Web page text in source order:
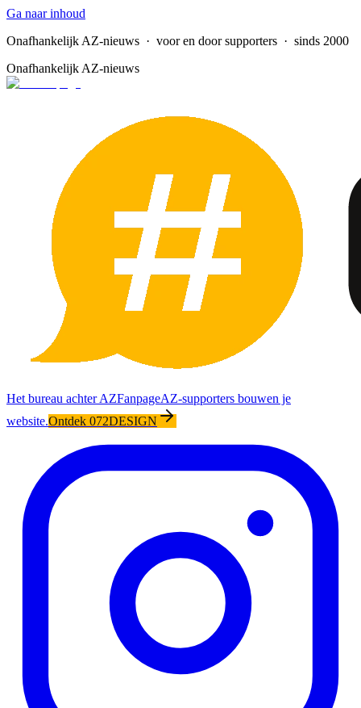
Ga naar inhoud
Onafhankelijk AZ-nieuws · voor en door supporters · sinds 2000
Onafhankelijk AZ-nieuws
Het bureau achter AZFanpageAZ-supporters bouwen je
website.Ontdek 072DESIGN